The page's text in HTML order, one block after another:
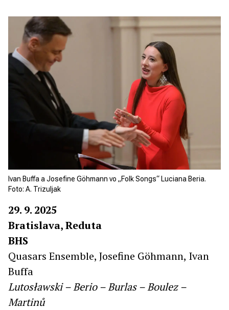
Ivan Buffa a Josefine Göhmann vo „Folk Songs“ Luciana Beria.
Foto: A. Trizuljak
29. 9. 2025
Bratislava, Reduta
BHS
Quasars Ensemble, Josefine Göhmann, Ivan
Buffa
Lutosławski – Berio – Burlas – Boulez –
Martinů